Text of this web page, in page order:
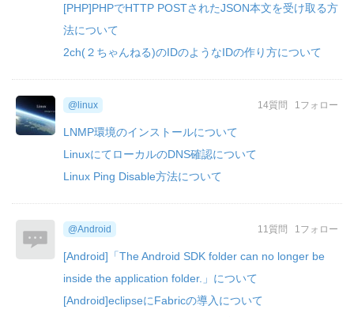
[PHP]PHPでHTTP POSTされたJSON本文を受け取る方
法について
2ch(２ちゃんねる)のIDのようなIDの作り方について
14質問 1フォロー
@linux
LNMP環境のインストールについて
LinuxにてローカルのDNS確認について
Linux Ping Disable方法について
11質問 1フォロー
@Android
[Android]「The Android SDK folder can no longer be
inside the application folder.」について
[Android]eclipseにFabricの導入について